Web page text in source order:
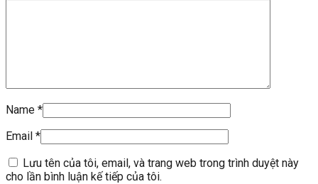
Name *
Email *
Lưu tên của tôi, email, và trang web trong trình duyệt này
cho lần bình luận kế tiếp của tôi.